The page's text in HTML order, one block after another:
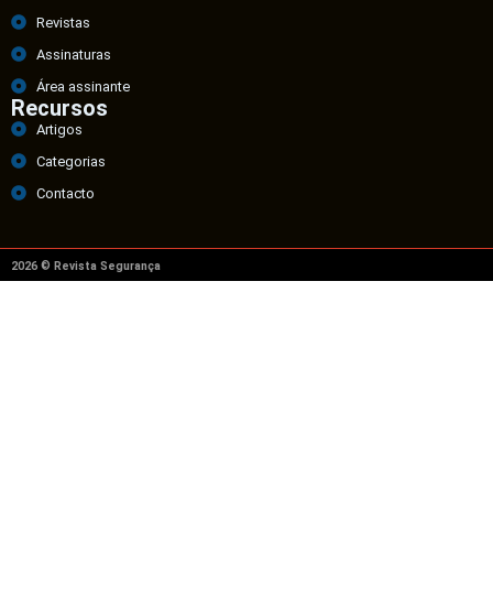
Revistas
Assinaturas
Área assinante
Recursos
Artigos
Categorias
Contacto
2026 © Revista Segurança